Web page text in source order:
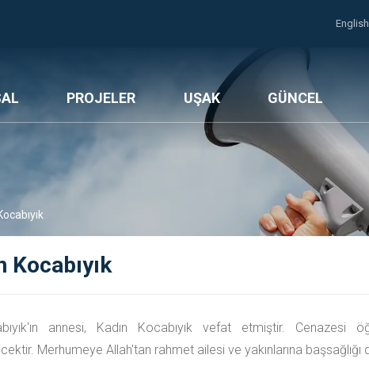
English
PROJELER UŞAK GÜNCEL
Kocabıyık
annesi, Kadın Kocabıyık vefat etmiştir. Cenazesi
Merhumeye Allah'tan rahmet ailesi ve yakınlarına başsağlığı